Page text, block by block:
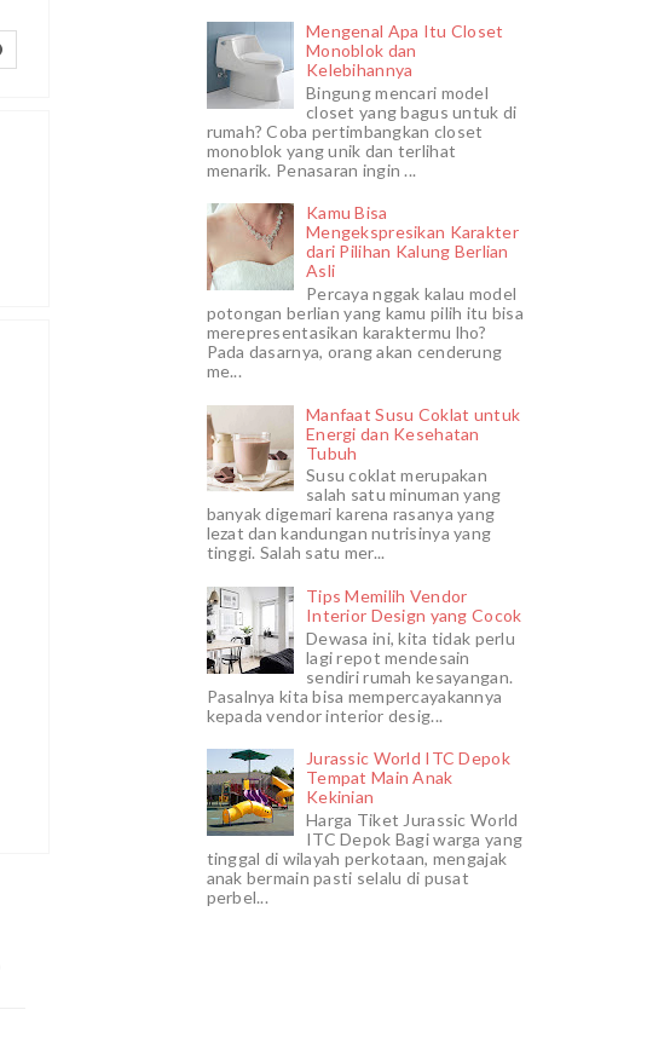
Mengenal Apa Itu Closet
Monoblok dan
Kelebihannya
Bingung mencari model
closet yang bagus untuk di
rumah? Coba pertimbangkan closet
monoblok yang unik dan terlihat
menarik. Penasaran ingin ...
Kamu Bisa
Mengekspresikan Karakter
dari Pilihan Kalung Berlian
Asli
Percaya nggak kalau model
potongan berlian yang kamu pilih itu bisa
merepresentasikan karaktermu lho?
Pada dasarnya, orang akan cenderung
me...
Manfaat Susu Coklat untuk
Energi dan Kesehatan
Tubuh
Susu coklat merupakan
salah satu minuman yang
banyak digemari karena rasanya yang
lezat dan kandungan nutrisinya yang
tinggi. Salah satu mer...
Tips Memilih Vendor
Interior Design yang Cocok
Dewasa ini, kita tidak perlu
lagi repot mendesain
sendiri rumah kesayangan.
Pasalnya kita bisa mempercayakannya
kepada vendor interior desig...
Jurassic World ITC Depok
Tempat Main Anak
Kekinian
Harga Tiket Jurassic World
ITC Depok Bagi warga yang
tinggal di wilayah perkotaan, mengajak
anak bermain pasti selalu di pusat
perbel...